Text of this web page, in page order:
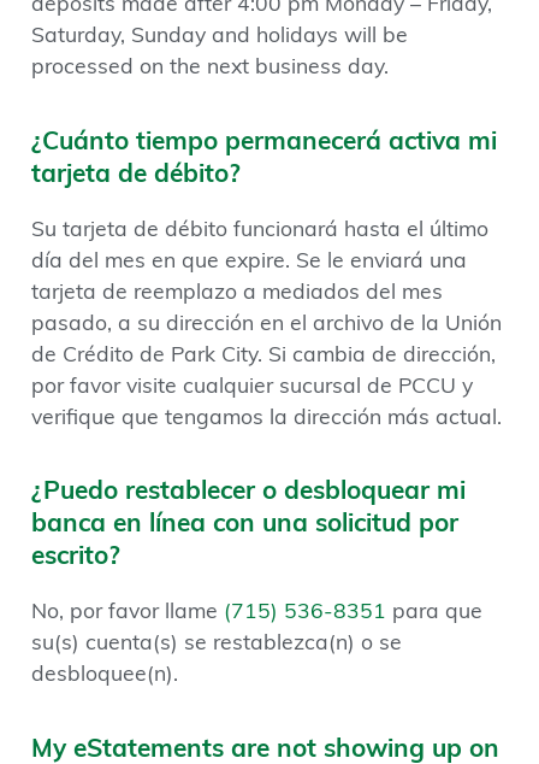
deposits made after 4:00 pm Monday – Friday,
Saturday, Sunday and holidays will be
processed on the next business day.
¿Cuánto tiempo permanecerá activa mi
tarjeta de débito?
Su tarjeta de débito funcionará hasta el último
día del mes en que expire. Se le enviará una
tarjeta de reemplazo a mediados del mes
pasado, a su dirección en el archivo de la Unión
de Crédito de Park City. Si cambia de dirección,
por favor visite cualquier sucursal de PCCU y
verifique que tengamos la dirección más actual.
¿Puedo restablecer o desbloquear mi
banca en línea con una solicitud por
escrito?
No, por favor llame (715) 536-8351 para que
su(s) cuenta(s) se restablezca(n) o se
desbloquee(n).
My eStatements are not showing up on